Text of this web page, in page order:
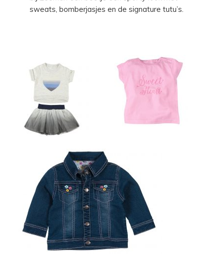
sweats, bomberjasjes en de signature tutu’s.